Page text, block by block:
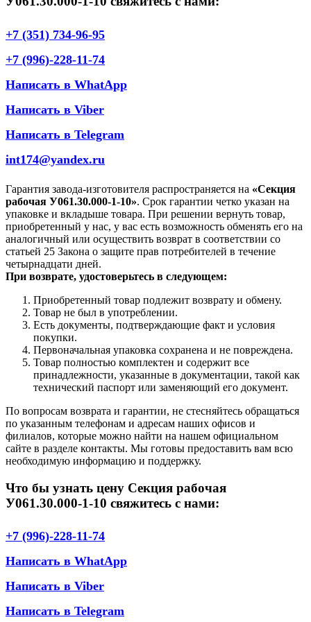
+7 (351) 734-96-95
+7 (996)-228-11-74
Написать в WhatApp
Написать в Viber
Написать в Telegram
int174@yandex.ru
Гарантия завода-изготовителя распространяется на «Секция
рабочая У061.30.000-1-10». Срок гарантии четко указан на
упаковке и вкладыше товара. При решении вернуть товар,
приобретенный у нас, у вас есть возможность обменять его на
аналогичный или осуществить возврат в соответствии со
статьей 25 Закона о защите прав потребителей в течение
четырнадцати дней.
При возврате, удостоверьтесь в следующем:
Приобретенный товар подлежит возврату и обмену.
Товар не был в употреблении.
Есть документы, подтверждающие факт и условия
покупки.
Первоначальная упаковка сохранена и не повреждена.
Товар полностью комплектен и содержит все
принадлежности, указанные в документации, такой как
технический паспорт или заменяющий его документ.
По вопросам возврата и гарантии, не стесняйтесь обращаться
по указанным телефонам и адресам наших офисов и
филиалов, которые можно найти на нашем официальном
сайте в разделе контакты. Мы готовы предоставить вам всю
необходимую информацию и поддержку.
Что бы узнать цену Секция рабочая
У061.30.000-1-10 свяжитесь с нами:
+7 (996)-228-11-74
Написать в WhatApp
Написать в Viber
Написать в Telegram